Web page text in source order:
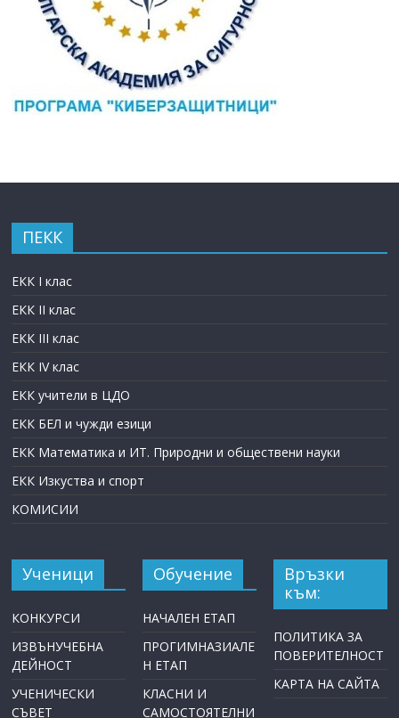
ПЕКК
ЕКК I клас
ЕКК II клас
ЕКК III клас
ЕКК IV клас
ЕКК учители в ЦДО
ЕКК БЕЛ и чужди езици
ЕКК Математика и ИТ. Природни и обществени науки
ЕКК Изкуства и спорт
КОМИСИИ
Ученици
КОНКУРСИ
ИЗВЪНУЧЕБНА
ДЕЙНОСТ
УЧЕНИЧЕСКИ
СЪВЕТ
Обучение
НАЧАЛЕН ЕТАП
ПРОГИМНАЗИАЛЕ
Н ЕТАП
КЛАСНИ И
САМОСТОЯТЕЛНИ
Връзки
към:
ПОЛИТИКА ЗА
ПОВЕРИТЕЛНОСТ
КАРТА НА САЙТА